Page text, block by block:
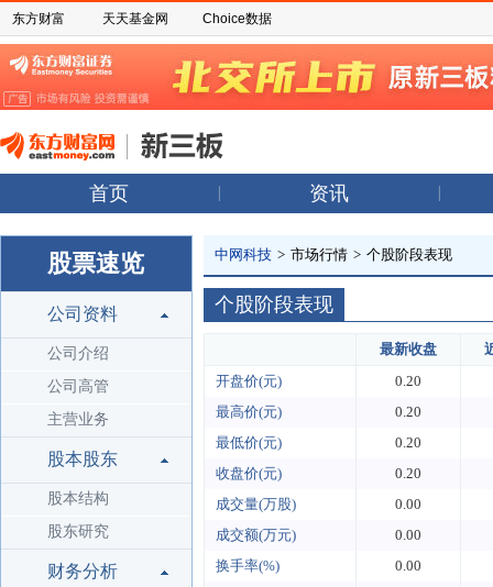
东方财富 天天基金网 Choice数据
首页 资讯
股票速览
公司资料
公司介绍
公司高管
主营业务
股本股东
股本结构
股东研究
财务分析
中网科技 > 市场行情 > 个股阶段表现
个股阶段表现
最新收盘
开盘价(元)
0.20
最高价(元)
0.20
最低价(元)
0.20
收盘价(元)
0.20
成交量(万股)
0.00
成交额(万元)
0.00
换手率(%)
0.00